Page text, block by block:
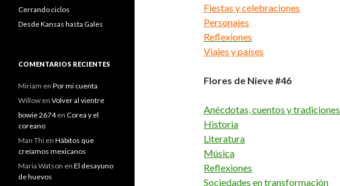
Fiestas y celebraciones
Personajes
Reflexiones
Viajes y países
Flores de Nieve #46
Anécdotas, cuentos y tradiciones
Historia
Literatura
Música
Reflexiones
Sociedades en transformación
Cerrando ciclos
Desde Kansas hasta Gales
COMENTARIOS RECIENTES
Miriam en Por mi cuenta
Willow en Volver al vientre
bowie 2674en Corea y el
coreano
Man Thi en Hábitos que
creíamos mexicanos
Maria Watson en El desayuno
de huevos